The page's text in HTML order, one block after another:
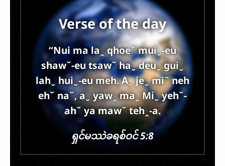
htaˬ htaˬ nehˬ laꞈ
lehˇ shaˇ-eu ma.
Website heu hmˬ-aˬ,
yawˬ ha ghaˇ duˬ aˇ
phoeˬ za ni mˇ htaˬ-
euˬ maˬ ngeuˇ-eu
miˇ neh, yawˬ ghaˬ
na luꞈ ghoˆ shaw
nehˬ laꞈ tehꞈ-a lehˇ
qawꞈ jah-eu ma.
Muiˬ-eu uˬ taꞈ-ehˇ
Verse of the day
“Nui ma laꞈ qhoeˇ muiˬ-eu
shawˇ-eu tsawˇ haˬ deuˬ guiˬ
lahˬ huiˬ-eu meh. Aˬ jeˬ miˇ neh
ehˇ naˇ, aˬ yawꞈ maꞈ Miˬ yehˇ-
ahˇ ya mawˇ tehꞈ-a.
ရှင်​မဿဲ​ခ​ရစ်​ဝင် 5:8